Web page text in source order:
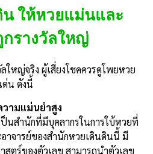
ให้หวยแม่นและ
รางวัลใหญ่
ใหญ่จริง ผู้เสี่ยงโชคควรดูโพยหวย
น ดังนี้
ามแม่นยำสูง
นสำนักที่มีบุคลากรในการใบ้หวยที่
าจารย์ของสำนักหวยเดินดินนี้ มี
สตร์ของตัวเลข สามารถนำตัวเลข